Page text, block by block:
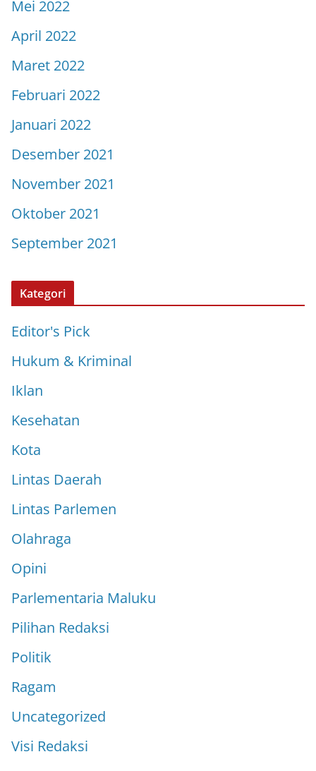
Mei 2022
April 2022
Maret 2022
Februari 2022
Januari 2022
Desember 2021
November 2021
Oktober 2021
September 2021
Kategori
Editor's Pick
Hukum & Kriminal
Iklan
Kesehatan
Kota
Lintas Daerah
Lintas Parlemen
Olahraga
Opini
Parlementaria Maluku
Pilihan Redaksi
Politik
Ragam
Uncategorized
Visi Redaksi